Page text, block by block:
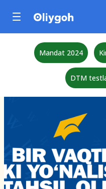
Mandat 2024
DTM